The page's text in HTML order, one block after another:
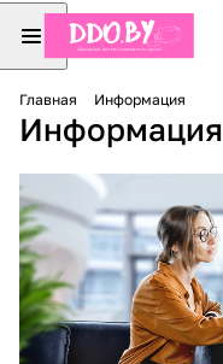
Главная Информация
Информация